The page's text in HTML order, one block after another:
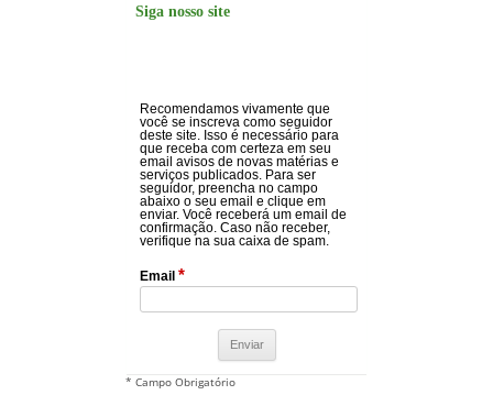
Siga nosso site
Recomendamos vivamente que
você se inscreva como seguidor
deste site. Isso é necessário para
que receba com certeza em seu
email avisos de novas matérias e
serviços publicados. Para ser
seguidor, preencha no campo
abaixo o seu email e clique em
enviar. Você receberá um email de
confirmação. Caso não receber,
verifique na sua caixa de spam.
Email *
* Campo Obrigatório